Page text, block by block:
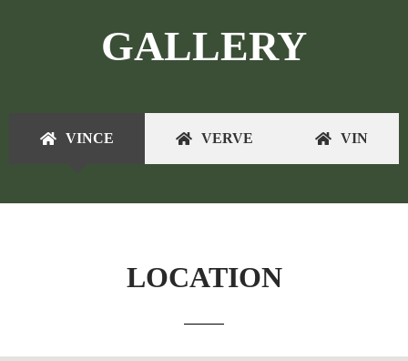
GALLERY
VINCE VERVE VIN
LOCATION